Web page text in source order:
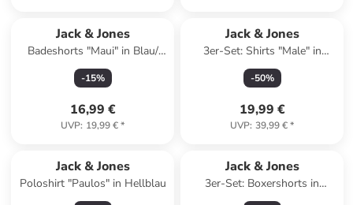
Jack & Jones
Badeshorts "Maui" in Blau/
Rosa
-15%
16,99 €
UVP: 19,99 €*
Jack & Jones
3er-Set: Shirts "Male" in
Dunkelblau/ Blau/ Creme
-50%
19,99 €
UVP: 39,99 €*
Jack & Jones
Poloshirt "Paulos" in Hellblau
Jack & Jones
3er-Set: Boxershorts in
Hellblau/ Türkis/ Schwarz